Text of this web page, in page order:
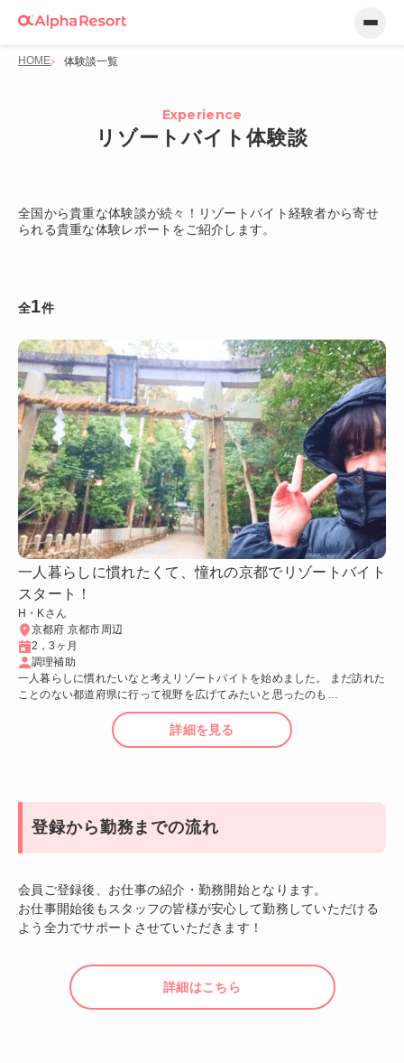
HOME 体験談一覧
Experience
リゾートバイト体験談
全国から貴重な体験談が続々！リゾートバイト経験者から寄せ
られる貴重な体験レポートをご紹介します。
全1件
一人暮らしに慣れたくて、憧れの京都でリゾートバイト
スタート！
H・Kさん
京都府 京都市周辺
2，3ヶ月
調理補助
一人暮らしに慣れたいなと考えリゾートバイトを始めました。 まだ訪れた
ことのない都道府県に行って視野を広げてみたいと思ったのも…
詳細を見る
登録から勤務までの流れ
会員ご登録後、お仕事の紹介・勤務開始となります。
お仕事開始後もスタッフの皆様が安心して勤務していただける
よう全力でサポートさせていただきます！
詳細はこちら